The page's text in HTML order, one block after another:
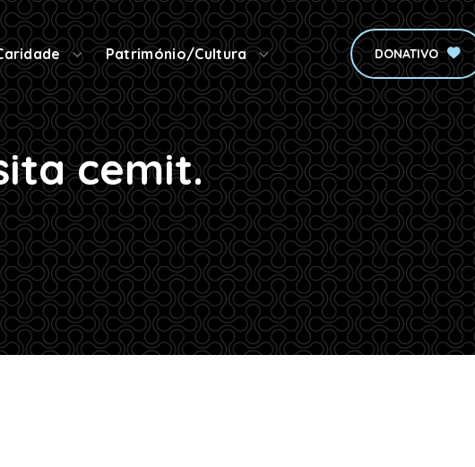
Património/Cultura DONATIVO
cemit.